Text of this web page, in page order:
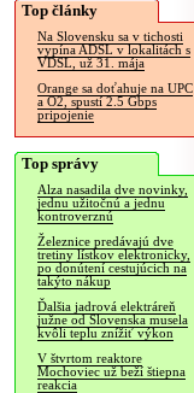
Top články
Na Slovensku sa v tichosti
vypína ADSL v lokalitách s
VDSL, už 31. mája
Orange sa doťahuje na UPC
a O2, spustí 2.5 Gbps
pripojenie
Top správy
Alza nasadila dve novinky,
jednu užitočnú a jednu
kontroverznú
Železnice predávajú dve
tretiny lístkov elektronicky,
po donútení cestujúcich na
takýto nákup
Ďalšia jadrová elektráreň
južne od Slovenska musela
kvôli teplu znížiť výkon
V štvrtom reaktore
Mochoviec už beží štiepna
reakcia